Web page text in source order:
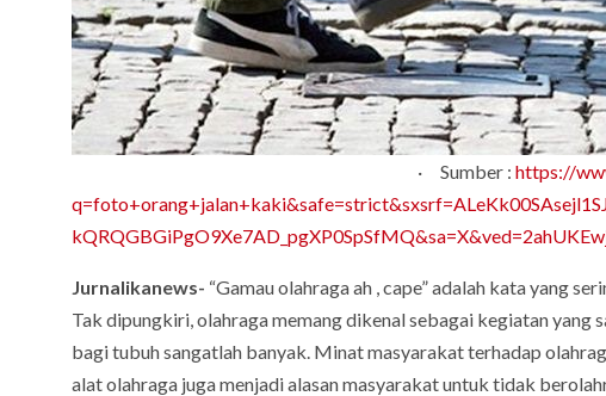
· Sumber : https://
Jurnalikanews- “Gamau olahraga ah , cape” adalah kata yang
Tak dipungkiri, olahraga memang dikenal sebagai kegiatan yang
bagi tubuh sangatlah banyak. Minat masyarakat terhadap
alat olahraga juga menjadi alasan masyarakat untuk tidak